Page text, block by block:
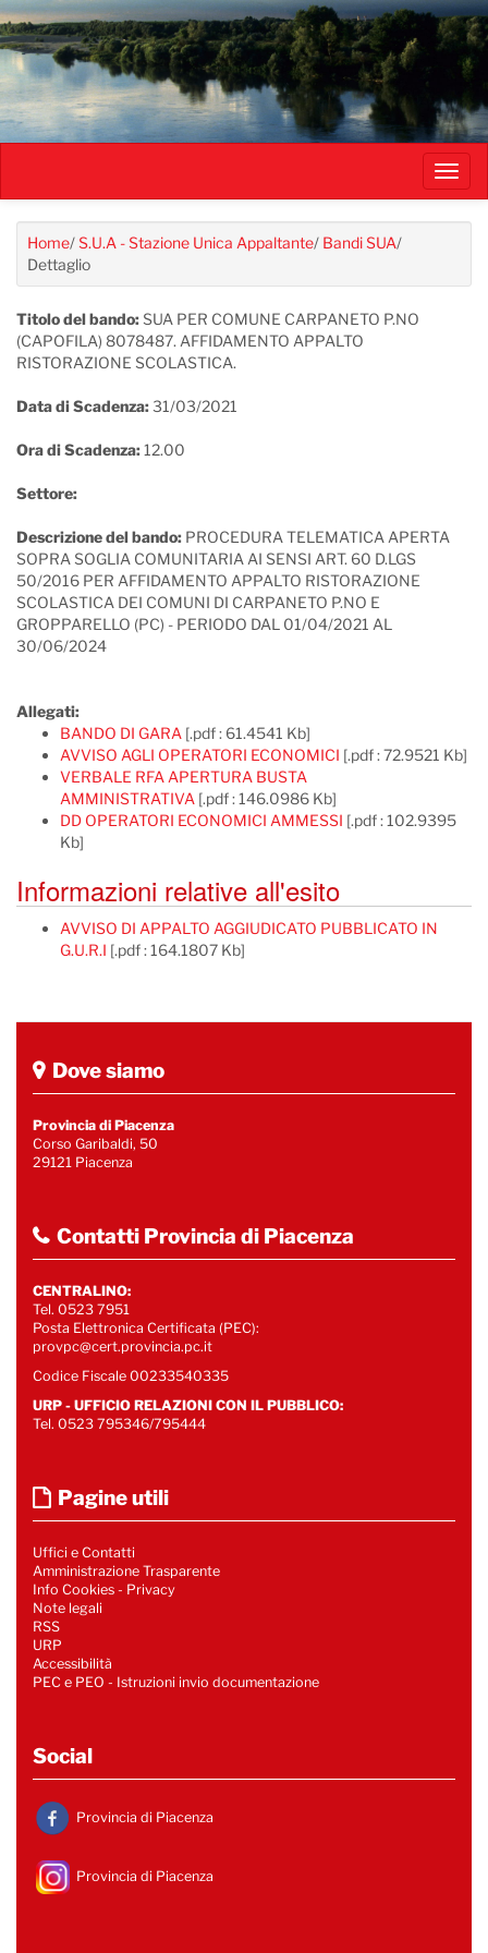
Salta
al
contenuto
principale
Home/S.U.A - Stazione Unica Appaltante/ Bandi SUA/
Dettaglio
Titolo del bando:SUA PER COMUNE CARPANETO P.NO
(CAPOFILA) 8078487. AFFIDAMENTO APPALTO
RISTORAZIONE SCOLASTICA.
Data di Scadenza:31/03/2021
Ora di Scadenza:12.00
Settore:
Descrizione del bando: PROCEDURA TELEMATICA APERTA
SOPRA SOGLIA COMUNITARIA AI SENSI ART. 60 D.LGS
50/2016 PER AFFIDAMENTO APPALTO RISTORAZIONE
SCOLASTICA DEI COMUNI DI CARPANETO P.NO E
GROPPARELLO (PC) - PERIODO DAL 01/04/2021 AL
30/06/2024
Allegati:
BANDO DI GARA [.pdf : 61.4541 Kb]
AVVISO AGLI OPERATORI ECONOMICI [.pdf : 72.9521 Kb]
VERBALE RFA APERTURA BUSTA
AMMINISTRATIVA [.pdf : 146.0986 Kb]
DD OPERATORI ECONOMICI AMMESSI [.pdf : 102.9395
Kb]
Informazioni relative all'esito
AVVISO DI APPALTO AGGIUDICATO PUBBLICATO IN
G.U.R.I [.pdf : 164.1807 Kb]
Dove siamo
Provincia di Piacenza
Corso Garibaldi, 50
29121 Piacenza
Contatti Provincia di Piacenza
CENTRALINO:
Tel. 0523 7951
Posta Elettronica Certificata (PEC):
provpc@cert.provincia.pc.it
Codice Fiscale 00233540335
URP - UFFICIO RELAZIONI CON IL PUBBLICO:
Tel. 0523 795346/795444
Pagine utili
Uffici e Contatti
Amministrazione Trasparente
Info Cookies - Privacy
Note legali
RSS
URP
Accessibilità
PEC e PEO - Istruzioni invio documentazione
Social
Provincia di Piacenza
Provincia di Piacenza